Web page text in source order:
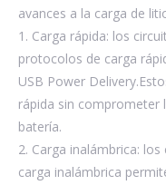
avances a la carga de
1. Carga rápida: los
protocolos de carga
USB Power
rápida sin comprometer
batería.
2. Carga inalámbrica:
carga inalámbrica